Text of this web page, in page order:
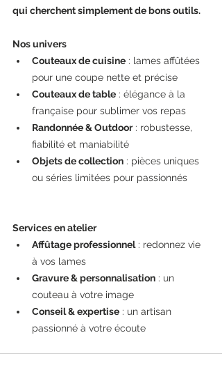
qui cherchent simplement de bons outils.
Nos univers
Couteaux de cuisine : lames affûtées
pour une coupe nette et précise
Couteaux de table : élégance à la
française pour sublimer vos repas
Randonnée & Outdoor : robustesse,
fiabilité et maniabilité
Objets de collection : pièces uniques
ou séries limitées pour passionnés
Services en atelier
Affûtage professionnel : redonnez vie
à vos lames
Gravure & personnalisation : un
couteau à votre image
Conseil & expertise : un artisan
passionné à votre écoute